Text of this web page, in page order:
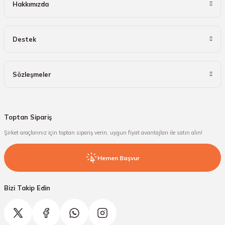
Hakkımızda
Destek
Sözleşmeler
Toptan Sipariş
Şirket araçlarınız için toptan sipariş verin, uygun fiyat avantajları ile satın alın!
Hemen Başvur
Bizi Takip Edin